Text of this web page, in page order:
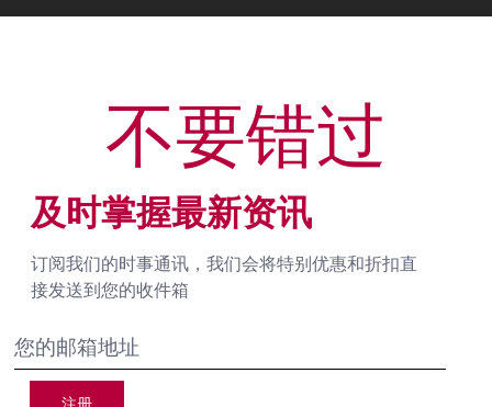
及时掌握最新资讯
订阅我们的时事通讯，我们会将特别优惠和折扣直
接发送到您的收件箱
不要错过